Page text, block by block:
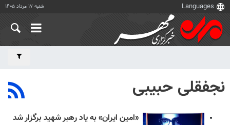
شنبه ۱۷ مرداد ۱۴۰۵
نجفقلی حبیبی
«امین ایران» به یاد رهبر شهید برگزار شد